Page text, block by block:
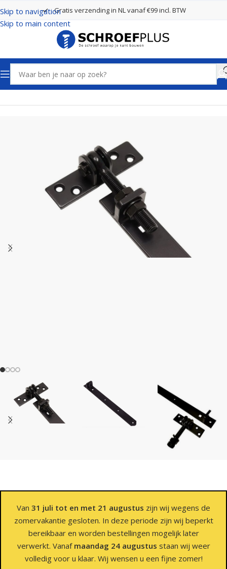
Skip to navigation
Skip to main content
Gratis verzending in NL vanaf €99 incl. BTW
Home Poort- en hekbeslag Verstelbare duimhengen
Van 31 juli tot en met 21 augustus zijn wij wegens de
zomervakantie gesloten. In deze periode zijn wij beperkt
bereikbaar en worden bestellingen mogelijk later
verwerkt. Vanaf maandag 24 augustus staan wij weer
volledig voor u klaar. Wij wensen u een fijne zomer!